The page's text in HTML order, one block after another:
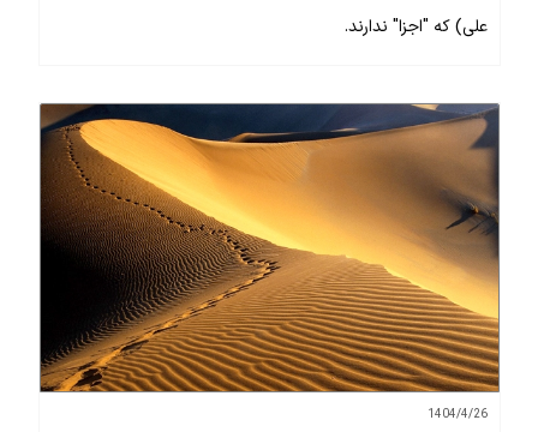
علی) که "اجزا" ندارند.
1404/4/26